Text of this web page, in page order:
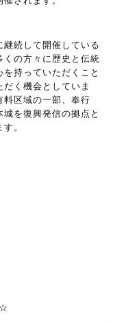
続して開催している
くの方々に歴史と伝統
持っていただくこと
く機会としていま
料区域の一部、奉行
を復興発信の拠点と
。